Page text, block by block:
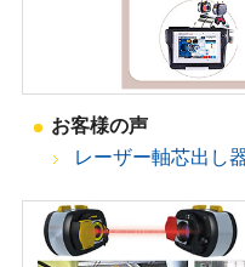
お客様の声
レーザー軸芯出し